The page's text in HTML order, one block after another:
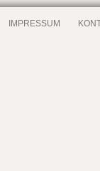
IMPRESSUM